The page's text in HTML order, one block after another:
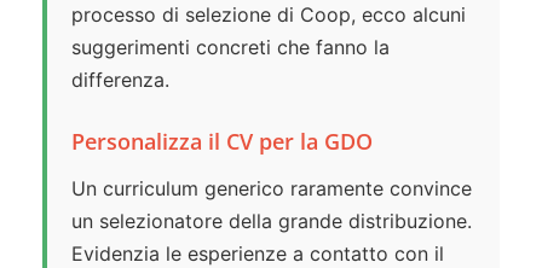
processo di selezione di Coop, ecco alcuni
suggerimenti concreti che fanno la
differenza.
Personalizza il CV per la GDO
Un curriculum generico raramente convince
un selezionatore della grande distribuzione.
Evidenzia le esperienze a contatto con il